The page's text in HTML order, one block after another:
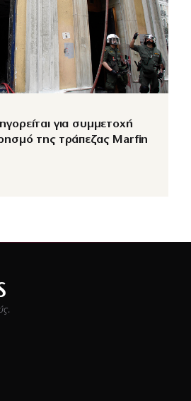
για συμμετοχή
της τράπεζας Marfin